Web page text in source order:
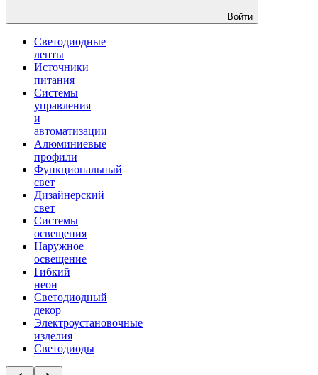
Войти
Светодиодные
ленты
Источники
питания
Системы
управления
и
автоматизации
Алюминиевые
профили
Функциональный
свет
Дизайнерский
свет
Системы
освещения
Наружное
освещение
Гибкий
неон
Светодиодный
декор
Электроустановочные
изделия
Светодиоды